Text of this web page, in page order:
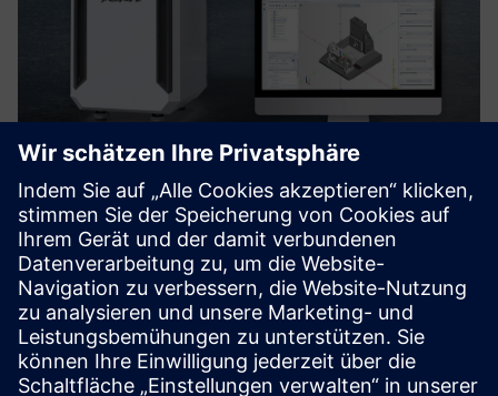
HELLER Tokn & Digital Twin -
Perfect Match for Training
Eine kompakte CNC-Maschine von HELLER mit SINUMERIK
ONE-Steuerung und dem zugehörigen Digital Twin eröffnet
neue technische Trainingsmöglichkeiten.
Mehr erfahren